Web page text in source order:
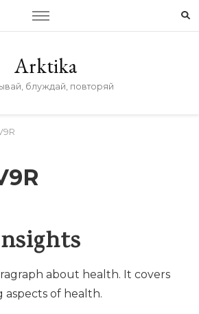
Arktika
блуждай, повторяй
about health. It covers
aspects of health.